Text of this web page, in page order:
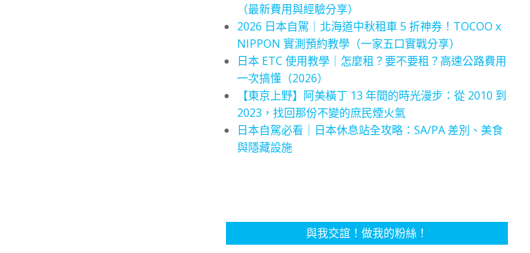
（最新費用與經驗分享）
2026 日本自駕｜北海道中秋租車 5 折神券！TOCOO x
NIPPON 實測預約教學（一家五口實戰分享）
日本 ETC 使用教學｜怎麼租？要不要租？高速公路費用
一次搞懂（2026）
【東京上野】阿美橫丁 13 年間的時光漫步：從 2010 到
2023，找回那份不變的庶民煙火氣
日本自駕必看｜日本休息站全攻略：SA/PA 差別、美食
與隱藏設施
與我交誼！做我的粉絲！